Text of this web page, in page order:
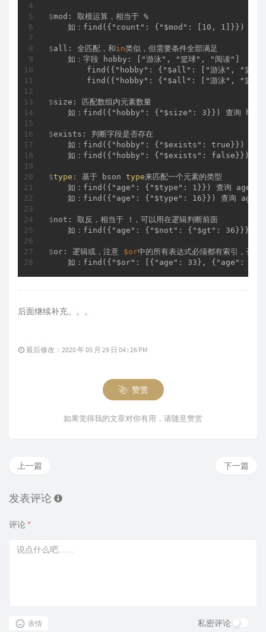
$mod: 取模运算，相当于 %
$all: 全匹配，和in类似，但需要条件全部满足
    如：字段 hobby: ["游泳", "篮球", "阅读"]
find({"hobby": {"$all": ["游泳", "篮球
$size: 匹配数组内元素数量
$exists: 判断字段是否存在
如：find({"hobby": {"$exists": true}}) 查询
$type : 基于 bson type来匹配一个元素的类型
如：find({"age": {"$type": 1}}) 查询 age类型
$not: 取反，相当于 !，可以用在逻辑判断前面
$or: 逻辑或，注意 $or中的所有表达式必须都有索引，否则
如：find({"$or": [{"age": 33}, {"age":
后面继续补充。。。
最后修改：2020 年 05 月 29 日 04 : 26 PM
赞赏
如果觉得我的文章对你有用，请随意赞赏
下一篇
上一篇
发表评论
评论 *
表情 私密评论